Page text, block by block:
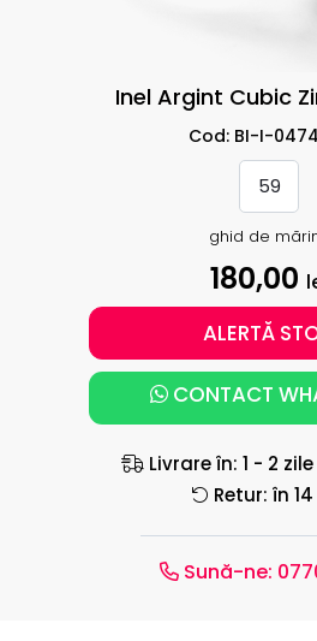
Inel Argint Cubic
Cod: BI-I-
59
ghid de
180,00
ALERTĂ
CONTACT
Livrare în: 1 - 2
Retur: în
Sună-ne: